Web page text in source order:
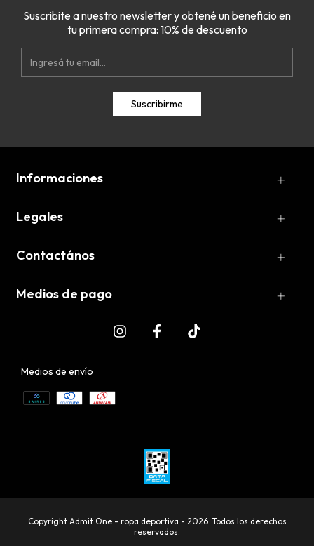
Suscribite a nuestro newsletter y obtené un beneficio en
tu primera compra: 10% de descuento
Informaciones
Legales
Contactános
Medios de pago
Medios de envío
Copyright Admit One - ropa deportiva - 2026. Todos los derechos
reservados.